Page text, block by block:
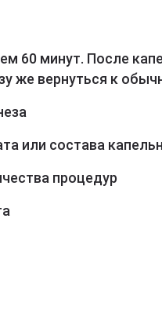
60 минут. После
же вернуться к
или состава
процедур